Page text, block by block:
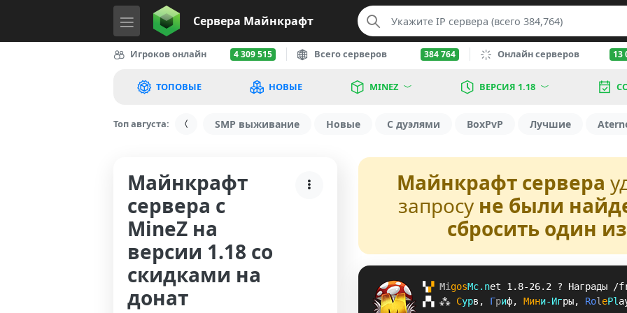
Сервера Майнкрафт
Игроков онлайн 4 309 515 Всего серверов 384 764 Онлайн серверов 13
ТОПОВЫЕ НОВЫЕ MINEZ ВЕРСИЯ 1.18
Топ августа: SMP выживание Новые С дуэлями BoxPvP Лучшие
Майнкрафт
сервера с
MineZ на
версии 1.18 со
скидками на
донат
Майнкрафт сервера
запросу не были
сбросить один
▚▞ Mi gosMc. net 1.8-26.2 ? Награды /
▞▚ ⁂ Сурв , Гриф, Мини-Игры, Rol ePl a